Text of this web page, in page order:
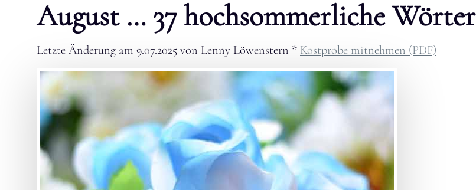
August … 37 hochsommerliche Wörter
Letzte Änderung am 9.07.2025 von Lenny Löwenstern * Kostprobe mitnehmen (PDF)